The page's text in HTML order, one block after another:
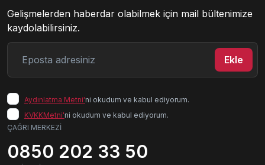
Gelişmelerden haberdar olabilmek için mail bültenimize
kaydolabilirsiniz.
E-posta adresiniz
Ekle
Aydınlatma Metni'ni okudum ve kabul ediyorum.
KVKKMetni'ni okudum ve kabul ediyorum.
ÇAĞRI MERKEZİ
0850 202 33 50